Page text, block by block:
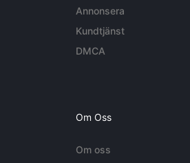
Annonsera
Kundtjänst
DMCA
Om Oss
Om oss